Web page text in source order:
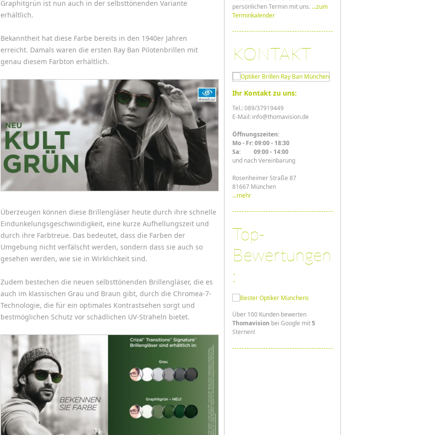
Graphitgrün ist nun auch in der selbsttönenden Variante
erhältlich.
Bekanntheit hat diese Farbe bereits in den 1940er Jahren
erreicht. Damals waren die ersten Ray Ban Pilotenbrillen mit
genau diesem Farbton erhältlich.
Überzeugen können diese Brillengläser heute durch ihre schnelle
Eindunkelungsgeschwindigkeit, eine kurze Aufhellungszeit und
durch ihre Farbtreue. Das bedeutet, dass die Farben der
Umgebung nicht verfälscht werden, sondern dass sie auch so
gesehen werden, wie sie in Wirklichkeit sind.
Zudem bestechen die neuen selbsttönenden Brillengläser, die es
auch im klassischen Grau und Braun gibt, durch die Chromea-7-
Technologie, die für ein optimales Kontrastsehen sorgt und
bestmöglichen Schutz vor schädlichen UV-Straheln bietet.
persönlichen Termin mit uns. ...zum
Terminkalender
KONTAKT
Ihr Kontakt zu uns:
Tel.: 089/37919449
E-Mail: info@thomavision.de
Öffnungszeiten:
Mo - Fr: 09:00 - 18:30
Sa: 09:00 - 14:00
und nach Vereinbarung
Rosenheimer Straße 87
81667 München
...mehr
Top-
Bewertungen
:
Über 100 Kunden bewerten
Thomavision bei Google mit5
Sternen!